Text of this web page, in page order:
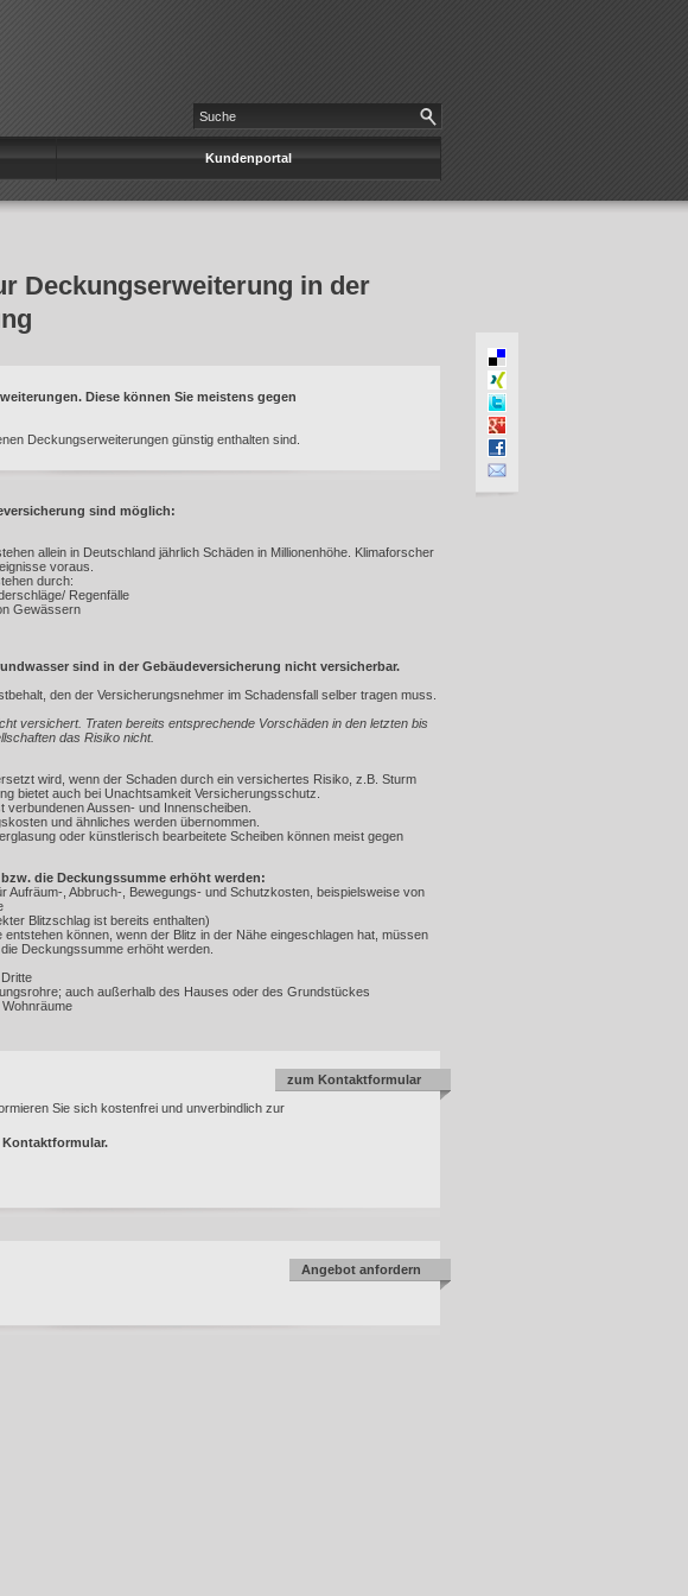
Kundenportal
Deckungserweiterung in der
Diese können Sie meistens gegen
Deckungserweiterungen günstig enthalten sind.
sind möglich:
allein in Deutschland jährlich Schäden in Millionenhöhe. Klimaforscher
voraus.
durch:
Regenfälle
Gewässern
sind in der Gebäudeversicherung nicht versicherbar.
den der Versicherungsnehmer im Schadensfall selber tragen muss.
versichert. Traten bereits entsprechende Vorschäden in den letzten bis
das Risiko nicht.
wird, wenn der Schaden durch ein versichertes Risiko, z.B. Sturm
bietet auch bei Unachtsamkeit Versicherungsschutz.
Aussen- und Innenscheiben.
und ähnliches werden übernommen.
oder künstlerisch bearbeitete Scheiben können meist gegen
die Deckungssumme erhöht werden:
Aufräum-, Abbruch-, Bewegungs- und Schutzkosten, beispielsweise von
Blitzschlag ist bereits enthalten)
können, wenn der Blitz in der Nähe eingeschlagen hat, müssen
Deckungssumme erhöht werden.
auch außerhalb des Hauses oder des Grundstückes
Sie sich kostenfrei und unverbindlich zur
Kontaktformular.
zum Kontaktformular
Angebot anfordern